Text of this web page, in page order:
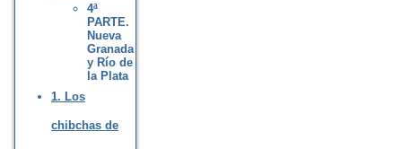
4ª
PARTE.
Nueva
Granada
y Río de
la Plata
1. Los
chibchas de